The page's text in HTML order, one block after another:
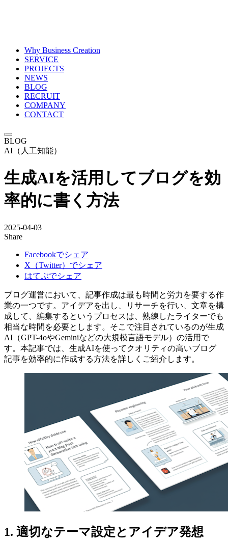
Why Business Creation
SERVICE
PROJECTS
NEWS
BLOG
RECRUIT
COMPANY
CONTACT
BLOG
AI（人工知能）
生成AIを活用してブログを効
率的に書く方法
2025-04-03
Share
Facebookでシェア
X（Twitter）でシェア
はてぶでシェア
ブログ運営において、記事作成は最も時間と労力を要する作
業の一つです。アイデアを出し、リサーチを行い、文章を構
成して、編集するというプロセスは、熟練したライターでも
相当な時間を必要とします。そこで注目されているのが生成
AI（GPT-4oやGeminiなどの大規模言語モデル）の活用で
す。本記事では、生成AIを使ってクオリティの高いブログ
記事を効率的に作成する方法を詳しくご紹介します。
1. 適切なテーマ設定とアイデア発想